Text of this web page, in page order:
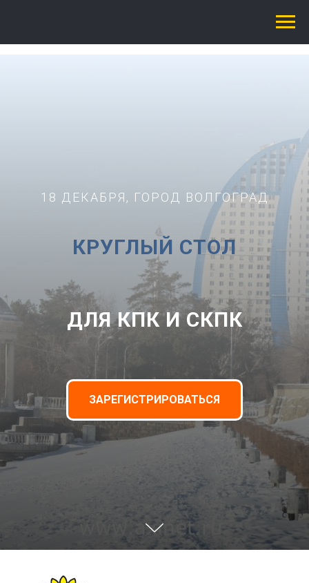
18 ДЕКАБРЯ, ГОРОД ВОЛГОГРАД
КРУГЛЫЙ СТОЛ
ДЛЯ КПК И СКПК
ЗАРЕГИСТРИРОВАТЬСЯ